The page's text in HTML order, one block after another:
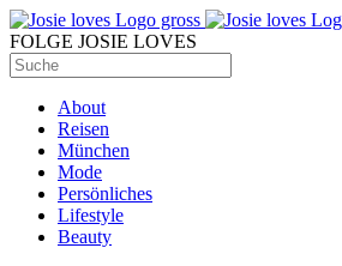
FOLGE JOSIE LOVES
About
Reisen
München
Mode
Persönliches
Lifestyle
Beauty